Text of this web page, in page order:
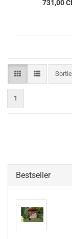
731,00
1
Bestseller